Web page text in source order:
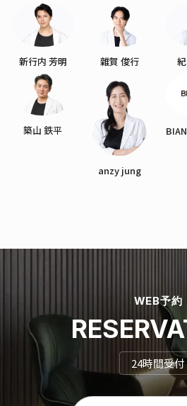
新行内 芳明 雜賀 俊行
築山 鉄平
anzy jung
WEB予約
24時間受付